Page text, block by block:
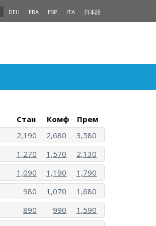
DEU FRA ESP ITA 日本語
Стан Комф
Прем
2,190 2,680
3,580
1,270 1,570
2,130
1,090 1,190
1,790
980 1,070
1,680
890 990
1,590